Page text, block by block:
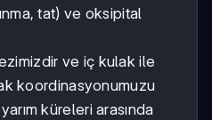
tat) ve oksipital
ve iç kulak ile
koordinasyonumuzu
küreleri arasında